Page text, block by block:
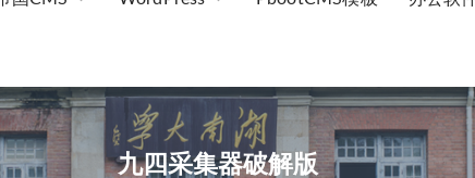
九四采集器破解版